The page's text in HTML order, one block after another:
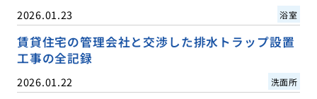
2026.01.23 浴室
賃貸住宅の管理会社と交渉した排水トラップ設置
工事の全記録
2026.01.22 洗面所